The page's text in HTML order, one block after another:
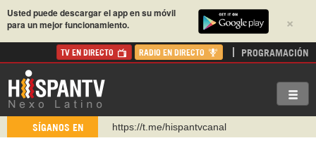
×
Usted puede descargar el app en su móvil
para un mejor funcionamiento.
TV EN DIRECTO RADIO EN DIRECTO PROGRAMACIÓN
SÍGANOS EN
https://urmedium.com/c/hispantv